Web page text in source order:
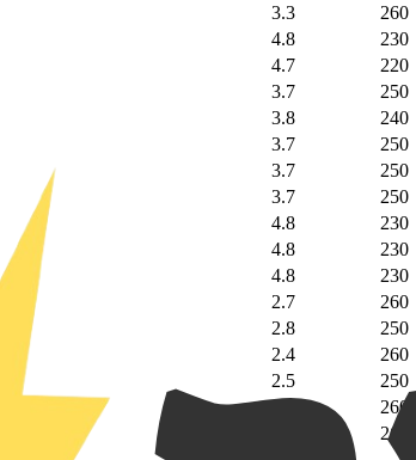
260
3.3
230
4.8
220
4.7
250
3.7
240
3.8
250
3.7
250
3.7
250
3.7
230
4.8
230
4.8
230
4.8
260
2.7
250
2.8
260
2.4
250
2.5
260
2.4
260